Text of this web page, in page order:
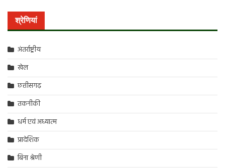
श्रेणियां
अंतर्राष्ट्रीय
खेल
छत्तीसगढ़
तकनीकी
धर्म एवं अध्यात्म
प्रादेशिक
बिना श्रेणी